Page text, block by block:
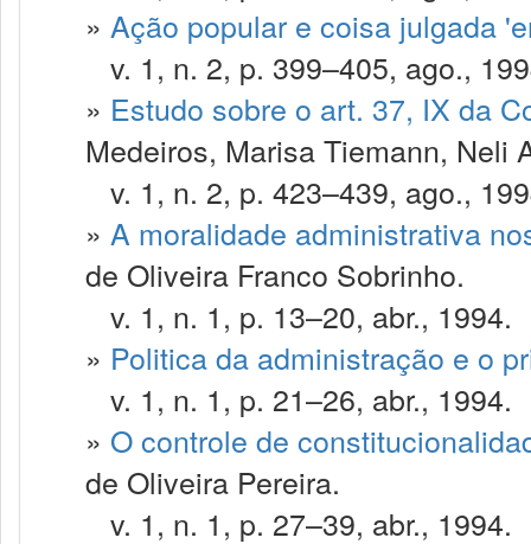
» Ação popular e coisa julgada
v. 1, n. 2, p. 399–405, ago.,
» Estudo sobre o art. 37, IX da
Medeiros, Marisa Tiemann, Neli
v. 1, n. 2, p. 423–439, ago.,
» A moralidade administrativa
de Oliveira Franco Sobrinho.
v. 1, n. 1, p. 13–20, abr., 1994.
» Politica da administração e o
v. 1, n. 1, p. 21–26, abr., 1994.
» O controle de
de Oliveira Pereira.
v. 1, n. 1, p. 27–39, abr., 1994.